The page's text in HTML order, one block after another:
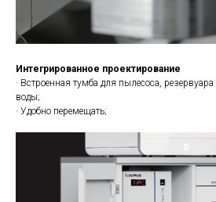
Интегрированное проектирование
· Встроенная тумба для пылесоса,
воды;
· Удобно перемещать;